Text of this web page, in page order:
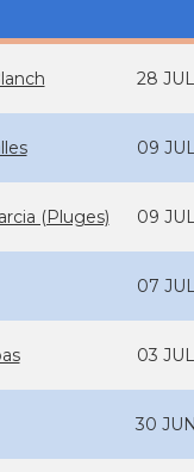
28
09
(Pluges) 09
07
03
30